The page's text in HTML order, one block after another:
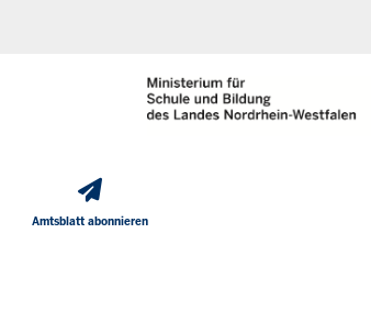
Amtsblatt abonnieren